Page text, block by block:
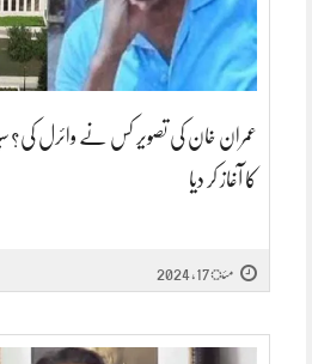
عمران خان کی تصویر کس نے وائرل کی؟
کا آغاز کر دیا
مئ 17, 2024